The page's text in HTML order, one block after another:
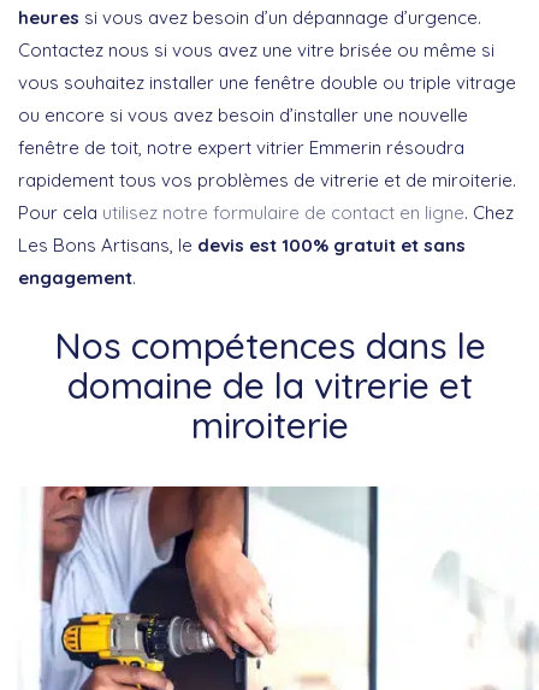
heures si vous avez besoin d’un dépannage d’urgence.
Contactez nous si vous avez une vitre brisée ou même si
vous souhaitez installer une fenêtre double ou triple vitrage
ou encore si vous avez besoin d’installer une nouvelle
fenêtre de toit, notre expert vitrier Emmerin résoudra
rapidement tous vos problèmes de vitrerie et de miroiterie.
Pour cela utilisez notre formulaire de contact en ligne. Chez
Les Bons Artisans, le devis est 100% gratuit et sans
engagement.
Nos compétences dans le
domaine de la vitrerie et
miroiterie